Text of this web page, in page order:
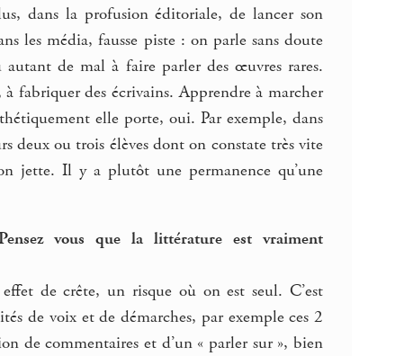
dans la profusion éditoriale, de lancer son
les média, fausse piste : on parle sans doute
autant de mal à faire parler des œuvres rares.
fabriquer des écrivains. Apprendre à marcher
elle porte, oui. Par exemple, dans
deux ou trois élèves dont on constate très vite
jette. Il y a plutôt une permanence qu’une
vous que la littérature est vraiment
de crête, un risque où on est seul. C’est
de voix et de démarches, par exemple ces 2
de commentaires et d’un « parler sur », bien